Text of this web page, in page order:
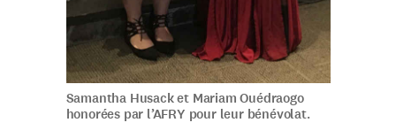
Samantha Husack et Mariam Ouédraogo
honorées par l’AFRY pour leur bénévolat.